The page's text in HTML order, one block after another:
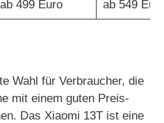
ab 499 Euro ab 549
Wahl für Verbraucher, die
mit einem guten Preis-
Das Xiaomi 13T ist eine